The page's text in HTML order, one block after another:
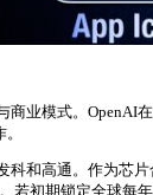
商业模式。OpenAI
科和高通。作为芯
若初期锁定全球每